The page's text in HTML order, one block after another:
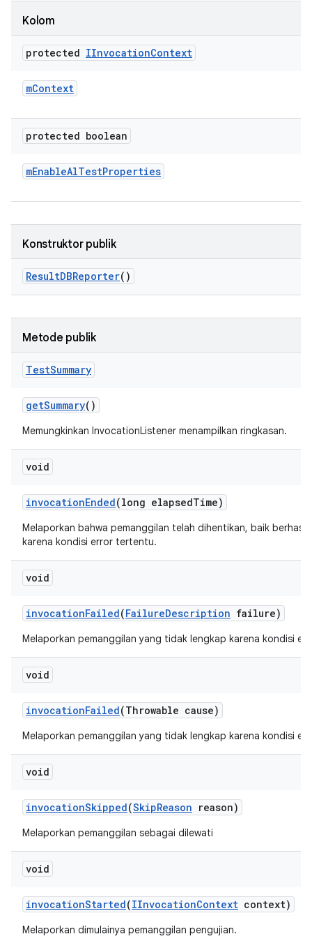
Kolom
protected IInvocationContext
mContext
protected boolean
mEnableAlTestProperties
Konstruktor publik
ResultDBReporter()
Metode publik
TestSummary
getSummary()
Memungkinkan InvocationListener menampilkan ringkasan.
void
invocationEnded(long elapsedTime)
Melaporkan bahwa pemanggilan telah dihentikan, baik berhasil
karena kondisi error tertentu.
void
invocationFailed(FailureDescription failure)
Melaporkan pemanggilan yang tidak lengkap karena kondisi
void
invocationFailed(Throwable cause)
Melaporkan pemanggilan yang tidak lengkap karena kondisi
void
invocationSkipped(SkipReason reason)
Melaporkan pemanggilan sebagai dilewati
void
invocationStarted(IInvocationContext context)
Melaporkan dimulainya pemanggilan pengujian.